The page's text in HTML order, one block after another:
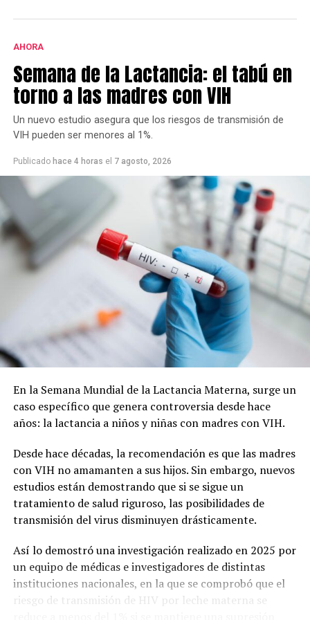
AHORA
Semana de la Lactancia: el tabú en
torno a las madres con VIH
Un nuevo estudio asegura que los riesgos de transmisión de
VIH pueden ser menores al 1%.
Publicado hace 4 horas el 7 agosto, 2026
En la Semana Mundial de la Lactancia Materna, surge un
caso específico que genera controversia desde hace
años: la lactancia a niños y niñas con madres con VIH.
Desde hace décadas, la recomendación es que las madres
con VIH no amamanten a sus hijos. Sin embargo, nuevos
estudios están demostrando que si se sigue un
tratamiento de salud riguroso, las posibilidades de
transmisión del virus disminuyen drásticamente.
Así lo demostró una investigación realizado en 2025 por
un equipo de médicas e investigadores de distintas
instituciones nacionales, en la que se comprobó que el
riesgo de transmisión de HIV por leche materna se